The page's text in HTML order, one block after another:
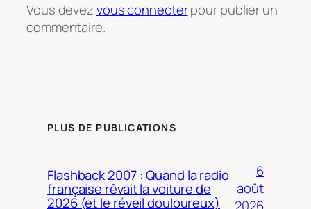
Vous devezvous connecterpour publier un
commentaire.
PLUS DE PUBLICATIONS
Flashback 2007 : Quand la radio
française rêvait la voiture de
2026 (et le réveil douloureux)
6
août